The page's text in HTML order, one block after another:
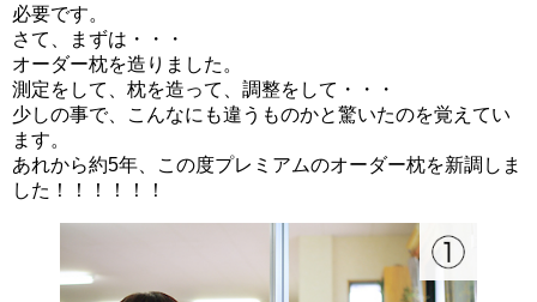
必要です。
さて、まずは・・・
オーダー枕を造りました。
測定をして、枕を造って、調整をして・・・
少しの事で、こんなにも違うものかと驚いたのを覚えてい
ます。
あれから約5年、この度プレミアムのオーダー枕を新調しま
した！！！！！！